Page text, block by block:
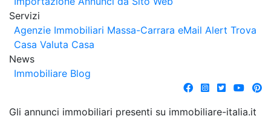
Servizi
Agenzie Immobiliari Massa-Carrara eMail Alert Trova
Casa Valuta Casa
News
Immobiliare Blog
Gli annunci immobiliari presenti su immobiliare-italia.it